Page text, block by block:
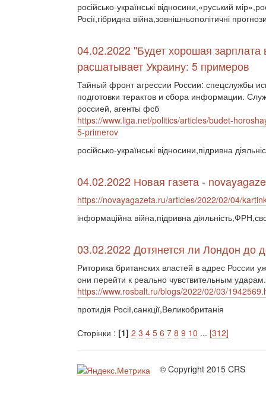
російсько-українські відносини,«руський
Росії,гібридна війна,зовнішньополітичні
04.02.2022 "Будет хорошая
расшатывает Украину: 5 примеров
Тайный фронт агрессии России: спецслужбы
подготовки терактов и сбора информации.
россией, агенты фсб
https://www.liga.net/politics/articles/budet-
5-primerov
російсько-українські відносини,підривна
04.02.2022 Новая газета -
https://novayagazeta.ru/articles/2022/02/04/
інформаційна війна,підривна
03.02.2022 Дотянется ли Лондон до
Риторика британских властей в адрес России
они перейти к реально чувствительным ударам.
https://www.rosbalt.ru/blogs/2022/02/03/
протидія Росії,санкції,Великобританія
Сторінки : [1] 2 3 4 5 6 7 8 9 10 ... [312]
© Copyright 2015 CRS